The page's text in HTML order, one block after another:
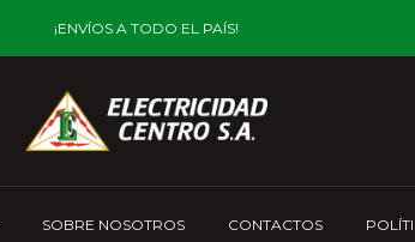
¡ENVÍOS A TODO EL PAÍS!
SOBRE NOSOTROS CONTACTOS